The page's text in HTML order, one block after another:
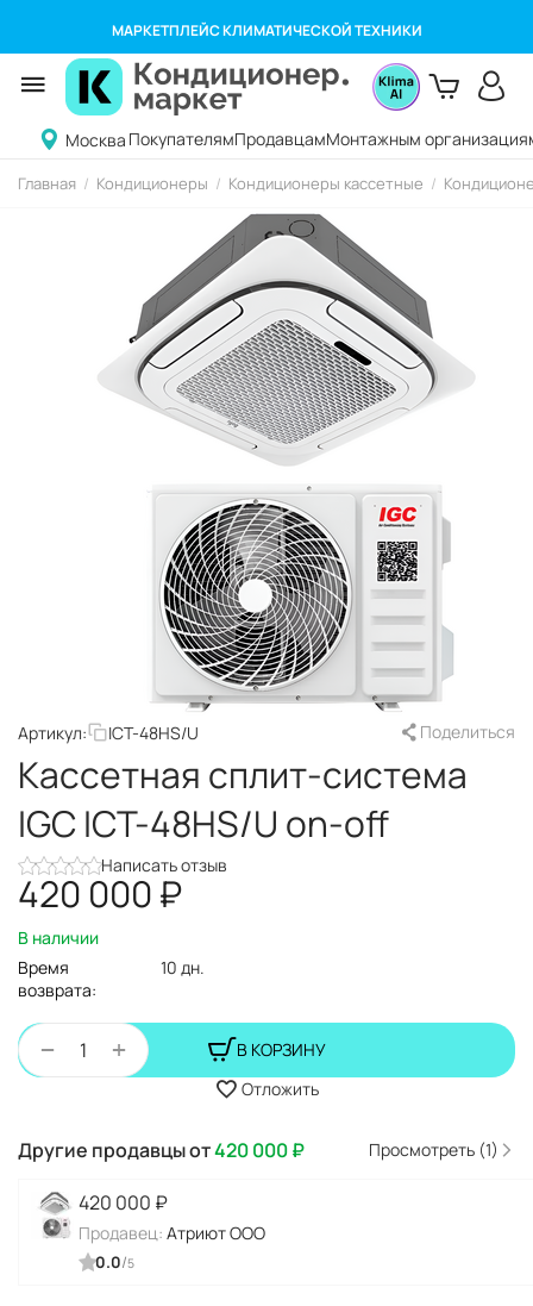
МАРКЕТПЛЕЙС КЛИМАТИЧЕСКОЙ ТЕХНИКИ
Москва ПокупателямПродавцамМонтажным
Главная / Кондиционеры / Кондиционеры кассетные /
Артикул: ICT-48HS/U Поделиться
Кассетная сплит-система
IGC ICT-48HS/U on-off
Написать отзыв
420 000₽
В наличии
Время
возврата:
10 дн.
+
−
В КОРЗИНУ
Отложить
Другие продавцы от420 000₽ Просмотреть (1)
420 000 ₽
Продавец: Атриют ООО
0.0/5